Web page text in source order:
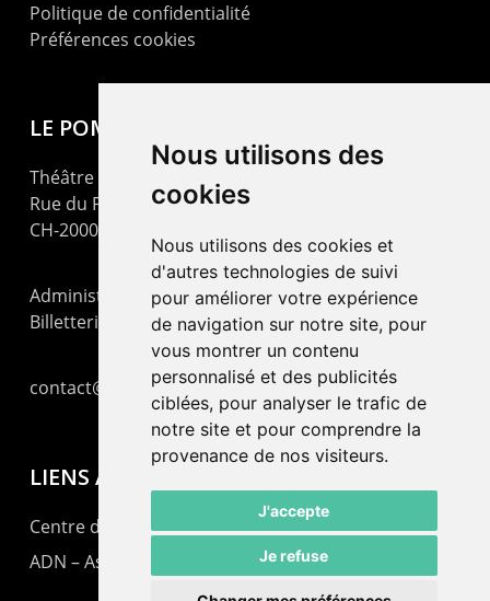
Nous utilisons des
cookies
Nous utilisons des cookies et
d'autres technologies de suivi
pour améliorer votre expérience
de navigation sur notre site, pour
vous montrer un contenu
personnalisé et des publicités
ciblées, pour analyser le trafic de
notre site et pour comprendre la
provenance de nos visiteurs.
J'accepte
Je refuse
Politique de confidentialité
Préférences cookies
LE POMMIER
Théâtre – Centre Culturel Neuchâtelois
Rue du Pommier 9
CH-2000 Neuchâtel
Administration : +41 32 725 03 03
Billetterie : +41 32 725 05 05
contact@lepommier.ch
LIENS AMIS
Centre de culture ABC
ADN – Association Danse Neuchâtel